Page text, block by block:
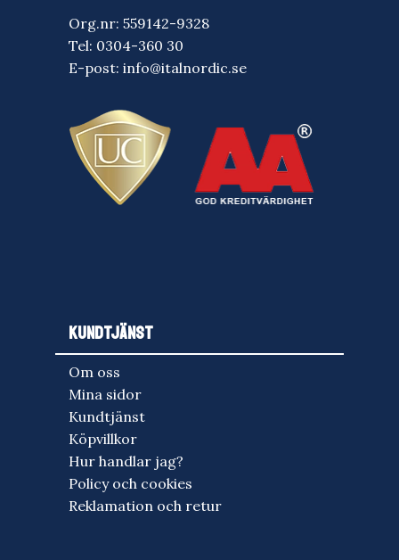
Org.nr: 559142-9328
Tel: 0304-360 30
E-post: info@italnordic.se
KUNDTJÄNST
Om oss
Mina sidor
Kundtjänst
Köpvillkor
Hur handlar jag?
Policy och cookies
Reklamation och retur